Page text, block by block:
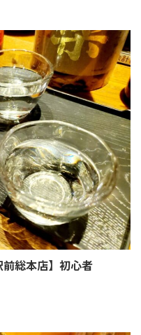
総本店】初心者